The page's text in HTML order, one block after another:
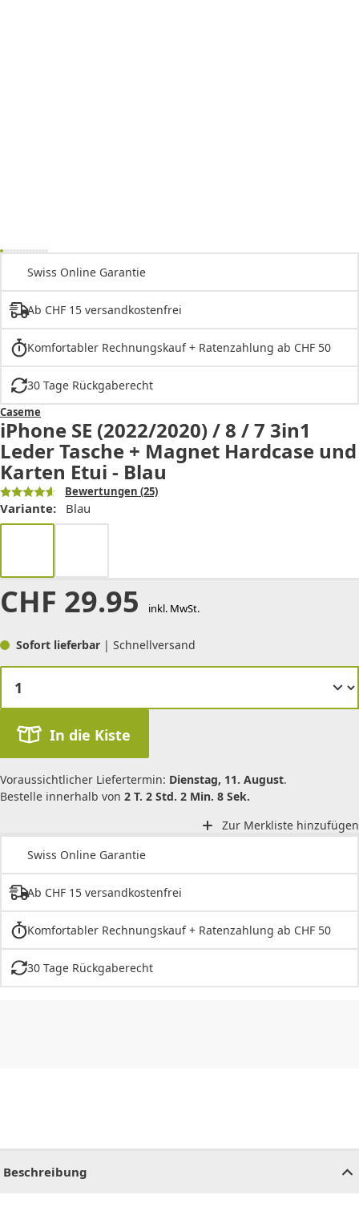
Swiss Online Garantie
Ab CHF 15 versandkostenfrei
Komfortabler Rechnungskauf + Ratenzahlung ab CHF 50
30 Tage Rückgaberecht
Caseme
iPhone SE (2022/2020) / 8 / 7 3in1
Leder Tasche + Magnet Hardcase und
Karten Etui - Blau
Bewertungen (25)
Variante: Blau
CHF 29.95 inkl. MwSt.
Sofort lieferbar | Schnellversand
In die Kiste
Voraussichtlicher Liefertermin: Dienstag, 11. August.
Bestelle innerhalb von 2 T. 2 Std. 2 Min. 8 Sek.
Zur Merkliste hinzufügen
Swiss Online Garantie
Ab CHF 15 versandkostenfrei
Komfortabler Rechnungskauf + Ratenzahlung ab CHF 50
30 Tage Rückgaberecht
Beschreibung